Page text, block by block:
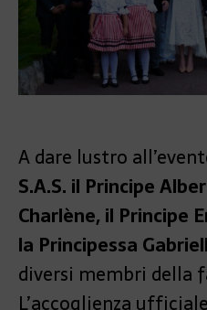
A dare lustro
S.A.S. il Principe
Charlène, il Principe
la Principessa
diversi membri della
L’accoglienza